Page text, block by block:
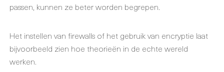
passen, kunnen ze beter worden begrepen.
Het instellen van firewalls of het gebruik van encryptie laat
bijvoorbeeld zien hoe theorieën in de echte wereld
werken.